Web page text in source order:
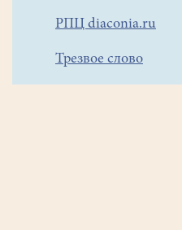
РПЦ diaconia.ru
Трезвое слово